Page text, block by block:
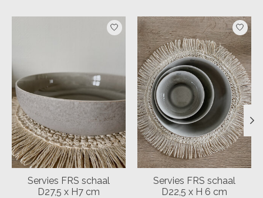
Items van productcarrousel
Servies FRS schaal
D27,5 x H7 cm
Servies FRS schaal
D22,5 x H 6 cm